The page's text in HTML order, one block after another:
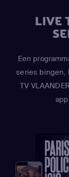
LIVE
Een
series bingen,
TV